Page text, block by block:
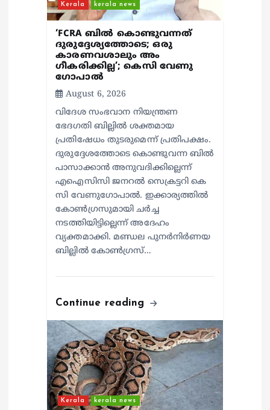
Kerala kerala news
‘FCRA ബിൽ കൊണ്ടുവന്നത്
ദുരുദ്ദേശ്യത്തോടെ; ഒരു
കാരണവശാലും അം​
ഗീകരിക്കില്ല’; കെസി വേണു​
ഗോപാൽ
August 6, 2026
വിദേശ സംഭവാന നിയന്ത്രണ
ഭേദഗതി ബില്ലിൽ ശക്തമായ
പ്രതിഷേധം തുടരുമെന്ന് പ്രതിപക്ഷം.
ദുരുദ്ദേശത്തോടെ കൊണ്ടുവന്ന ബിൽ
പാസാക്കാൻ അനുവദിക്കില്ലെന്ന്
എഐസിസി ജനറൽ സെക്രട്ടറി കെ
സി വേണുഗോപാൽ. ഇക്കാര്യത്തിൽ
കോൺഗ്രസുമായി ചർച്ച
നടത്തിയിട്ടില്ലെന്ന് അദേഹം
വ്യക്തമാക്കി. മണ്ഡല പുനർനിർണയ
ബില്ലിൽ കോൺഗ്രസ്…
Continue reading
Kerala kerala news